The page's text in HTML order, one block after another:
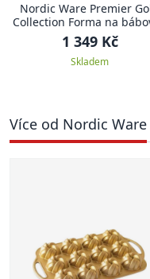
Nordic Ware Premier
Collection Forma na
20 cm ANNIVERSARY
1 349 Kč
Skladem
Více od Nordic Ware